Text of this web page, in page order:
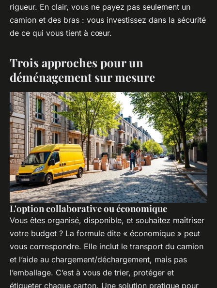
rigueur. En clair, vous ne payez pas seulement un
camion et des bras : vous investissez dans la sécurité
de ce qui vous tient à cœur.
Trois approches pour un
déménagement sur mesure
L'option collaborative ou économique
Vous êtes organisé, disponible, et souhaitez maîtriser
votre budget ? La formule dite « économique » peut
vous correspondre. Elle inclut le transport du camion
et l’aide au chargement/déchargement, mais pas
l’emballage. C’est à vous de trier, protéger et
étiqueter chaque carton. Une solution pratique pour